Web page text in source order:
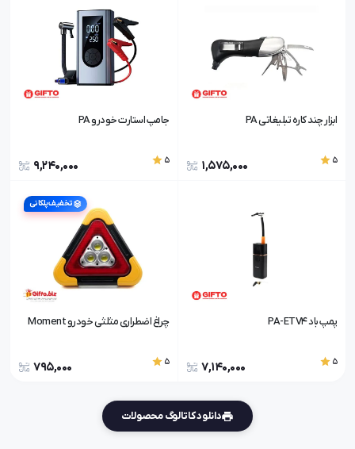
ابزار چند کاره تبلیغاتی PA
5
1,575,000
جامپ استارت خودرو PA
5
9,240,000
پمپ باد PA-ETV4
5
7,140,000
چراغ اضطراری مثلثی خودرو Moment
5
795,000
تخفیف پلکانی
دانلود کاتالوگ محصولات